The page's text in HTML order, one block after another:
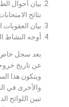
بيان أحوال
نتائح
بيان العقوبات
أوجه النشاط
يعد سجل خاص
عن تاريخ
ويتكون هذا
والأخرى في
تبين اللوائح